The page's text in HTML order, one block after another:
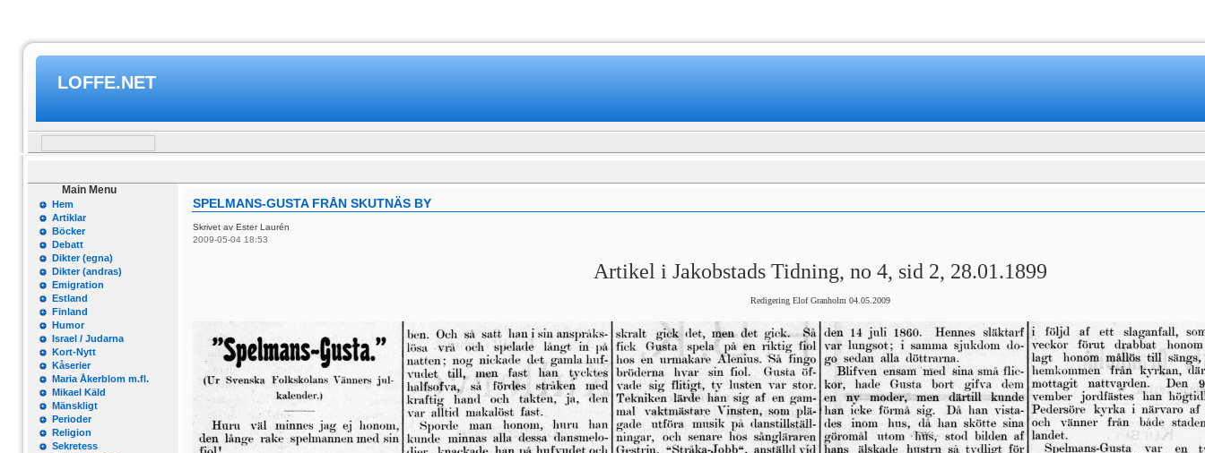
LOFFE.NET
Main Menu
Hem
Artiklar
Böcker
Debatt
Dikter (egna)
Dikter (andras)
Emigration
Estland
Finland
Humor
Israel / Judarna
Kort-Nytt
Kåserier
Maria Åkerblom m.fl.
Mikael Käld
Mänskligt
Perioder
Religion
Sekretess
SPELMANS-GUSTA FRÅN SKUTNÄS BY
Skrivet av Ester Laurén
2009-05-04 18:53
Artikel i Jakobstads Tidning, no 4, sid 2, 28.01.1899
Redigering Elof Granholm 04.05.2009